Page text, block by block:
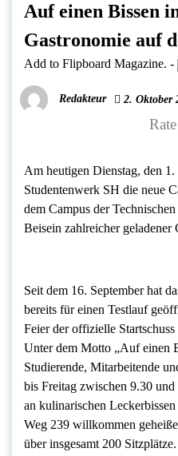
Auf einen Bissen
Gastronomie auf
Add to Flipboard Magazine. -
Redakteur 2. Oktober
Am heutigen Dienstag, den
Studentenwerk SH die neue
dem Campus der
Beisein zahlreicher geladener
Seit dem 16. September hat
bereits für einen Testlauf
Feier der offizielle
Unter dem Motto „Auf einen
Studierende, Mitarbeitende
bis Freitag zwischen 9.30
an kulinarischen
Weg 239 willkommen
über insgesamt 200